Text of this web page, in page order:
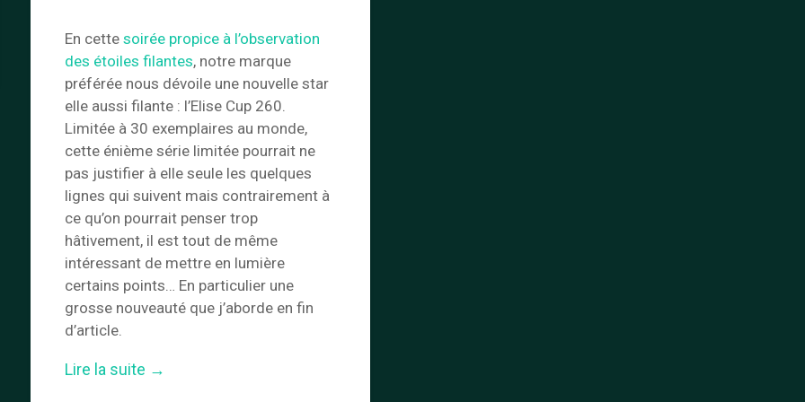
En cettesoirée propice à l’observation
des étoiles filantes, notre marque
préférée nous dévoile une nouvelle star
elle aussi filante : l’Elise Cup 260.
Limitée à 30 exemplaires au monde,
cette énième série limitée pourrait ne
pas justifier à elle seule les quelques
lignes qui suivent mais contrairement à
ce qu’on pourrait penser trop
hâtivement, il est tout de même
intéressant de mettre en lumière
certains points… En particulier une
grosse nouveauté que j’aborde en fin
d’article.
Lire la suite « Lotus
→